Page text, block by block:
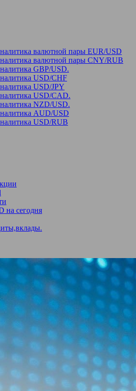
валютной пары EUR/USD
валютной пары CNY/RUB
GBP/USD.
USD/CHF
USD/JPY
USD/CAD.
NZD/USD.
AUD/USD
USD/RUB
на сегодня